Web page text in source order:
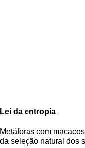
Lei da entropia
Metáforas com
da seleção natural dos